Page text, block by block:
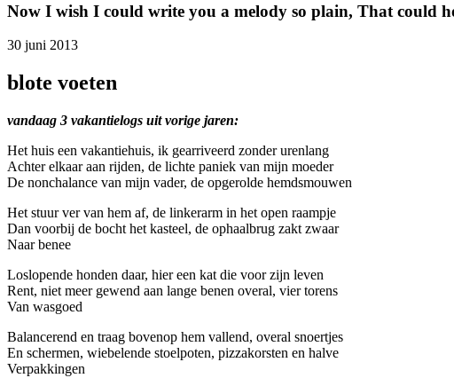
Now I wish I could write you a melody so plain, That could
30 juni 2013
blote voeten
vandaag 3 vakantielogs uit vorige jaren:
Het huis een vakantiehuis, ik gearriveerd zonder urenlang
Achter elkaar aan rijden, de lichte paniek van mijn moeder
De nonchalance van mijn vader, de opgerolde hemdsmouwen
Het stuur ver van hem af, de linkerarm in het open raampje
Dan voorbij de bocht het kasteel, de ophaalbrug zakt zwaar
Naar benee
Loslopende honden daar, hier een kat die voor zijn leven
Rent, niet meer gewend aan lange benen overal, vier torens
Van wasgoed
Balancerend en traag bovenop hem vallend, overal snoertjes
En schermen, wiebelende stoelpoten, pizzakorsten en halve
Verpakkingen